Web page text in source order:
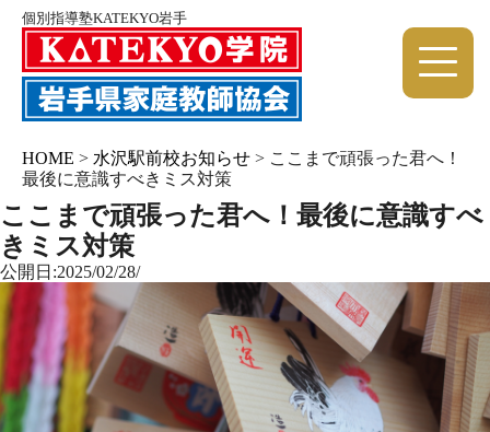
個別指導塾KATEKYO岩手
HOME > 水沢駅前校お知らせ > ここまで頑張った君へ！
最後に意識すべきミス対策
ここまで頑張った君へ！最後に意識すべ
きミス対策
公開日:2025/02/28/